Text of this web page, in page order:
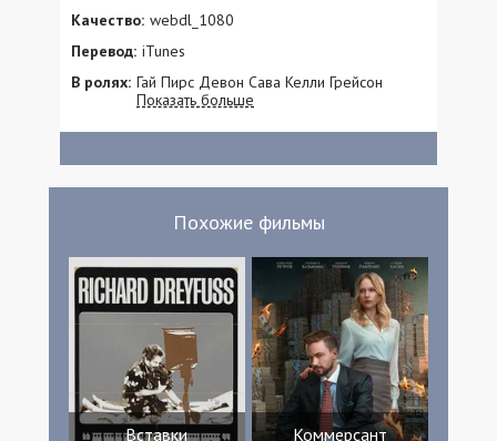
Качество: webdl_1080
Перевод: iTunes
В ролях: Гай Пирс Девон Сава Келли Грейсон
Майкл Сироу Люк Мартин Коллинз Джейк
Беллисарио Дуэйн Камерон Тимоти
Terani Richmond Вералин Венецио Дэн
Хастмайр Kristie Hustmyre Карла Буш
Показать больше
Похожие фильмы
Вставки Коммерсант